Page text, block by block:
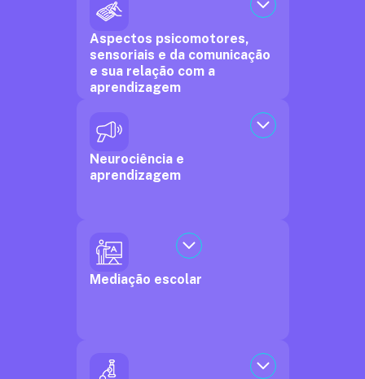
Aspectos psicomotores,
sensoriais e da comunicação
e sua relação com a
aprendizagem
Neurociência e
aprendizagem
Mediação escolar